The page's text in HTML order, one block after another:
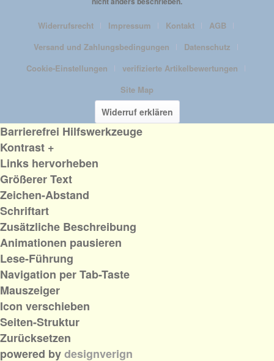
Widerrufsrecht Impressum Kontakt
AGB
Versand und Zahlungsbedingungen
Datenschutz
Cookie-Einstellungen
verifizierte Artikelbewertungen
Site Map
Widerruf erklären
Barrierefrei Hilfswerkzeuge
Kontrast +
Links hervorheben
Größerer Text
Zeichen-Abstand
Schriftart
Zusätzliche Beschreibung
Animationen pausieren
Lese-Führung
Navigation per Tab-Taste
Mauszeiger
Icon verschieben
Seiten-Struktur
Zurücksetzen
powered bydesignverign